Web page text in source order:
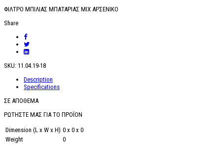
ΦΙΛΤΡΟ ΜΠΙΛΙΑΣ ΜΠΑΤΑΡΙΑΣ ΜΙΧ ΑΡΣΕΝΙΚΟ
Share
SKU: 11.04.19-18
Description
Specifications
ΣΕ ΑΠΟΘΕΜΑ
ΡΩΤΗΣΤΕ ΜΑΣ ΓΙΑ ΤΟ ΠΡΟΪΟΝ
Dimension (L x W x H) 0 x 0 x 0
Weight
0